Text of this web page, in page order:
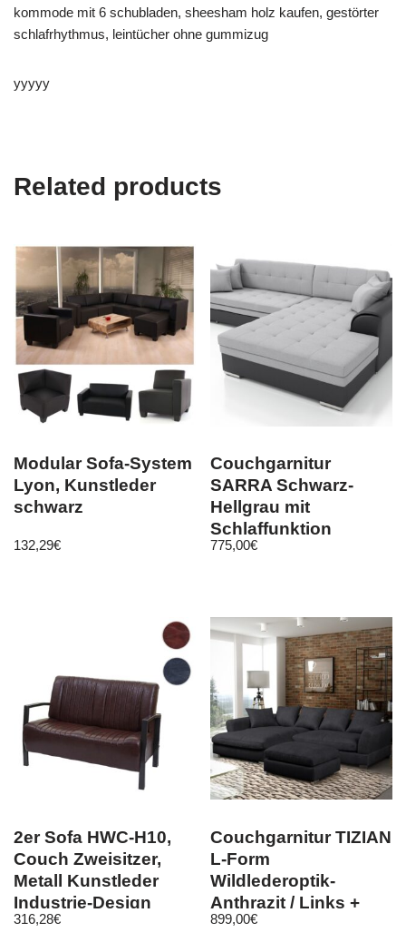
kommode mit 6 schubladen, sheesham holz kaufen, gestörter
schlafrhythmus, leintücher ohne gummizug
yyyyy
Related products
Modular Sofa-System
Lyon, Kunstleder
schwarz
132,29€
Couchgarnitur
SARRA Schwarz-
Hellgrau mit
Schlaffunktion
Ottomane Rechts
775,00€
2er Sofa HWC-H10,
Couch Zweisitzer,
Metall Kunstleder
Industrie-Design
316,28€
Couchgarnitur TIZIAN
L-Form
Wildlederoptik-
Anthrazit / Links +
Hocker
899,00€